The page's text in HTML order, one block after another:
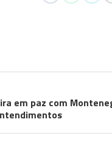
em paz com